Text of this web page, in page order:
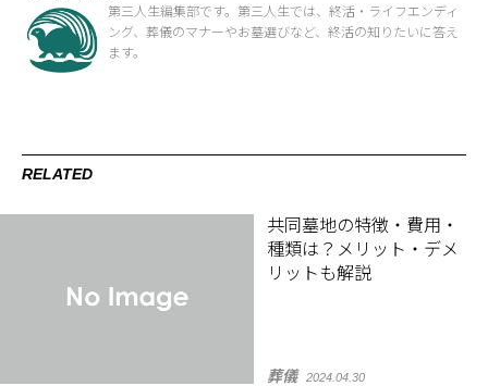
第三人生編集部です。第三人生では、終活・ライフエンディ
ング、葬儀のマナーやお墓選びなど、終活の知りたいに答え
ます。
RELATED
共同墓地の特徴・費用・
種類は？メリット・デメ
リットも解説
葬儀 2024.04.30